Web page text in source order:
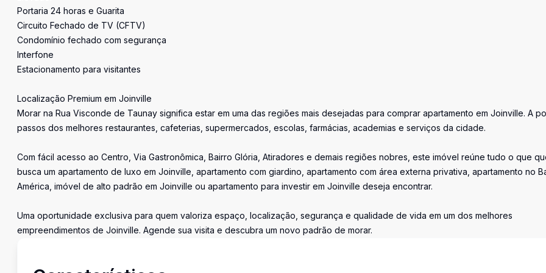
Portaria 24 horas e Guarita
Circuito Fechado de TV (CFTV)
Condomínio fechado com segurança
Interfone
Estacionamento para visitantes
Localização Premium em Joinville
Morar na Rua Visconde de Taunay significa estar em uma das regiões mais desejadas para comprar apartamento em Joinville. A
passos dos melhores restaurantes, cafeterias, supermercados, escolas, farmácias, academias e serviços da cidade.
Com fácil acesso ao Centro, Via Gastronômica, Bairro Glória, Atiradores e demais regiões nobres, este imóvel reúne tudo o que
busca um apartamento de luxo em Joinville, apartamento com giardino, apartamento com área externa privativa, apartamento no
América, imóvel de alto padrão em Joinville ou apartamento para investir em Joinville deseja encontrar.
Uma oportunidade exclusiva para quem valoriza espaço, localização, segurança e qualidade de vida em um dos melhores
empreendimentos de Joinville. Agende sua visita e descubra um novo padrão de morar.